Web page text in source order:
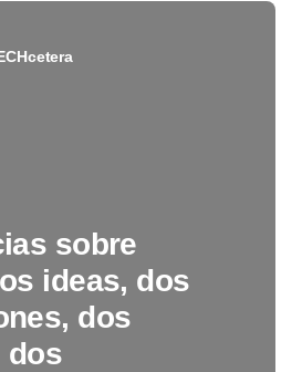
sobre
ideas, dos
dos
dos